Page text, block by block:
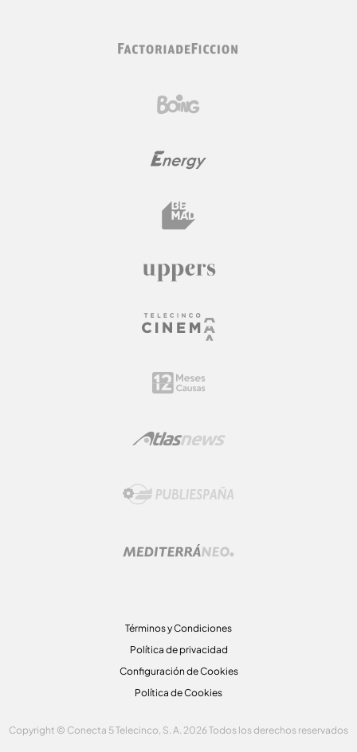
Términos y Condiciones
Política de privacidad
Configuración de Cookies
Política de Cookies
Copyright © Conecta 5 Telecinco, S. A. 2026 Todos los derechos reservados